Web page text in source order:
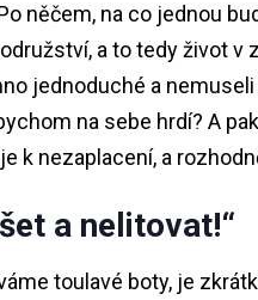
něčem, na co jednou
a to tedy život
jednoduché a
na sebe hrdí? A
k nezaplacení, a
a nelitovat!“
toulavé boty, je